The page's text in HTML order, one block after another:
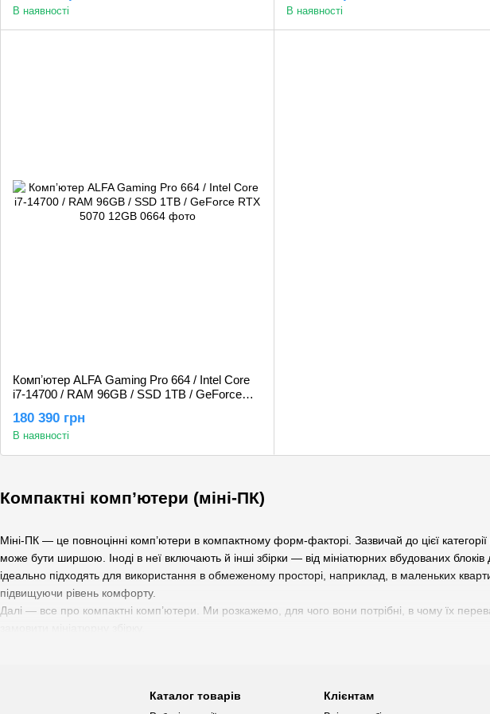
Компактні комп’ютери (міні-ПК)
Міні-ПК — це повноцінні комп’ютери в компактному форм-факторі. Зазвичай до цієї
може бути ширшою. Іноді в неї включають й інші збірки — від мініатюрних вбудованих
ідеально підходять для використання в обмеженому просторі, наприклад, в маленьких
підвищуючи рівень комфорту.
Далі — все про компактні комп’ютери. Ми розкажемо, для чого вони потрібні, в чому їх
В наявності В наявності
Компʼютер ALFA Gaming Pro 664 / Intel Core
i7-14700 / RAM 96GB / SSD 1TB / GeForce
180 390 грн
В наявності
Каталог товарів Клієнтам